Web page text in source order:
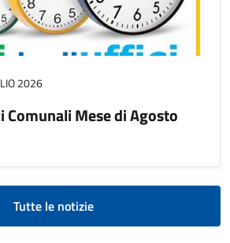
2026
Mese di Agosto
Tutte le notizie